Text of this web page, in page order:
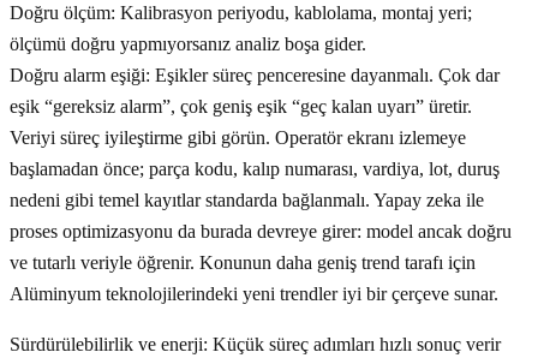
Doğru ölçüm: Kalibrasyon periyodu, kablolama, montaj yeri;
ölçümü doğru yapmıyorsanız analiz boşa gider.
Doğru alarm eşiği: Eşikler süreç penceresine dayanmalı. Çok dar
eşik “gereksiz alarm”, çok geniş eşik “geç kalan uyarı” üretir.
Veriyi süreç iyileştirme gibi görün. Operatör ekranı izlemeye
başlamadan önce; parça kodu, kalıp numarası, vardiya, lot, duruş
nedeni gibi temel kayıtlar standarda bağlanmalı. Yapay zeka ile
proses optimizasyonu da burada devreye girer: model ancak doğru
ve tutarlı veriyle öğrenir. Konunun daha geniş trend tarafı için
Alüminyum teknolojilerindeki yeni trendler iyi bir çerçeve sunar.
Sürdürülebilirlik ve enerji: Küçük süreç adımları hızlı sonuç verir